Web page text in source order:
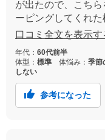
が出たので、こち
ーピングしてくれ
らぐ気がします。普
口コミ全文を表示す
年代： 60代前半
体型： 標準 体悩み： 季節
しない
参考になった